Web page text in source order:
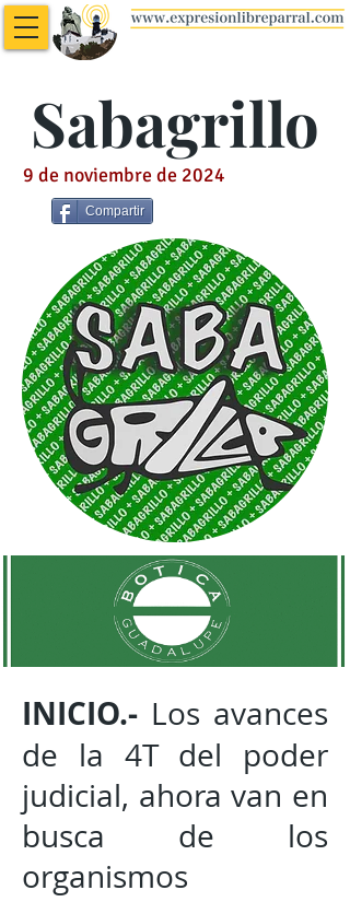
Sabagrillo
9 de noviembre de 2024
Compartir
INICIO.- Los avances
de la 4T del poder
judicial, ahora van en
busca de los
organismos